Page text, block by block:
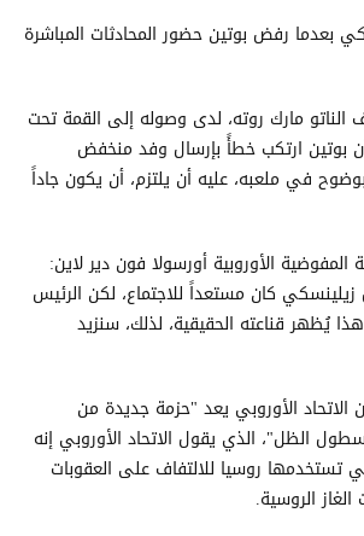
بعدما رفض بوتين حضور المحادثات المباشرة
الناتو مارك روته، لدى وصوله إلى القمة تحت
بوتين ارتكب خطأً بإرسال وفد منخفض
في ملعبه، عليه أن يلتزم، أن يكون جاداً
الأوروبية أورسولا فون دير لاين:
كان مستعداً للاجتماع، لكن الرئيس
يُظهر قناعته الحقيقية، لذلك، سنزيد
الاتحاد الأوروبي يعد "حزمة جديدة من
الظل"، الذي يقول الاتحاد الأوروبي إنه
تستخدمها روسيا للالتفاف على العقوبات
الروسية.